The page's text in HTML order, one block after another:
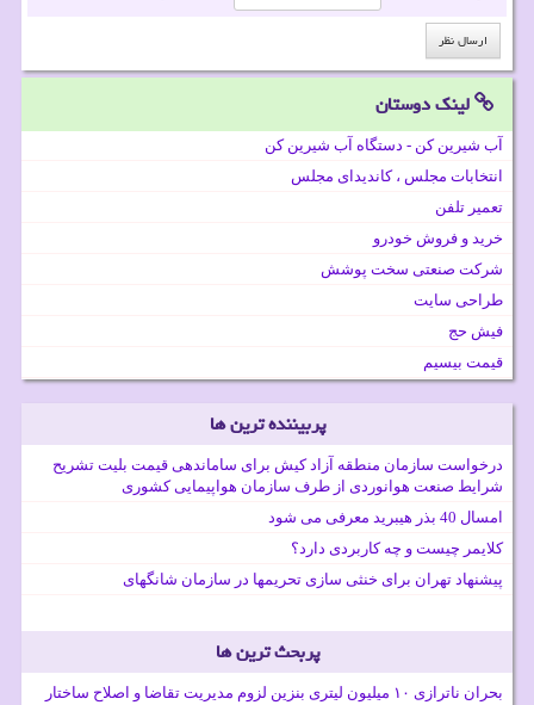
لینک دوستان
آب شیرین کن - دستگاه آب شیرین کن
انتخابات مجلس ، کاندیدای مجلس
تعمیر تلفن
خرید و فروش خودرو
شرکت صنعتی سخت پوشش
طراحی سایت
فیش حج
قیمت بیسیم
پربیننده ترین ها
درخواست سازمان منطقه آزاد کیش برای ساماندهی قیمت بلیت تشریح
شرایط صنعت هوانوردی از طرف سازمان هواپیمایی کشوری
امسال 40 بذر هیبرید معرفی می شود
کلایمر چیست و چه کاربردی دارد؟
پیشنهاد تهران برای خنثی سازی تحریمها در سازمان شانگهای
پربحث ترین ها
بحران ناترازی ۱۰ میلیون لیتری بنزین لزوم مدیریت تقاضا و اصلاح ساختار